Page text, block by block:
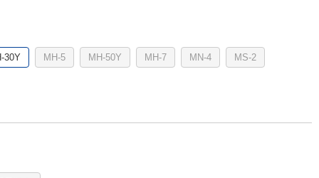
30Y MH-5 MH-50Y MH-7 MN-4 MS-2